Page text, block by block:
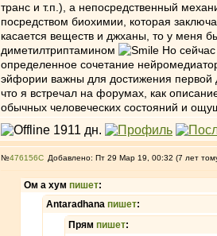
транс и т.п.), а непосредственный
посредством биохимии, которая
касается веществ и джханы, то у меня
диметилтриптамином
Но
определенное сочетание
эйфории важны для достижения
что я встречал на форумах, как
обычных человеческих состояний и
№476156 Добавлено: Пт 29 Мар 19, 00:32 (7 лет
Ом а хум пишет:
Antaradhana пишет:
Прям пишет: